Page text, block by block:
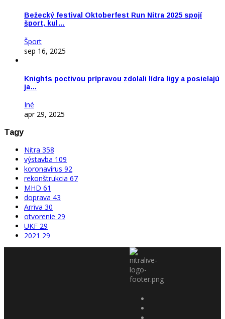
Bežecký festival Oktoberfest Run Nitra 2025 spojí
šport, kul…
Šport
sep 16, 2025
Knights poctivou prípravou zdolali lídra ligy a posielajú
ja…
Iné
apr 29, 2025
Tagy
Nitra 358
výstavba 109
koronavírus 92
rekonštrukcia 67
MHD 61
doprava 43
Arriva 30
otvorenie 29
UKF 29
2021 29